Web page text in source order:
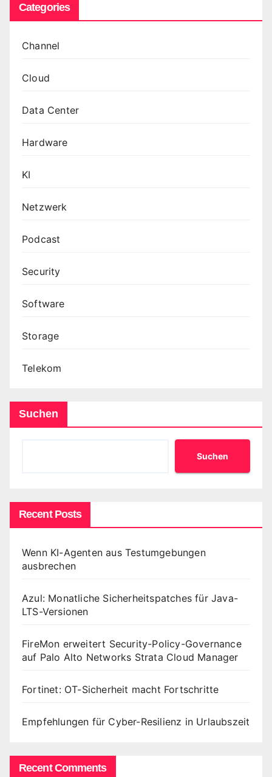
Categories
Channel
Cloud
Data Center
Hardware
KI
Netzwerk
Podcast
Security
Software
Storage
Telekom
Suchen
Suchen
Recent Posts
Wenn KI-Agenten aus Testumgebungen
ausbrechen
Azul: Monatliche Sicherheitspatches für Java-
LTS-Versionen
FireMon erweitert Security-Policy-Governance
auf Palo Alto Networks Strata Cloud Manager
Fortinet: OT-Sicherheit macht Fortschritte
Empfehlungen für Cyber-Resilienz in Urlaubszeit
Recent Comments